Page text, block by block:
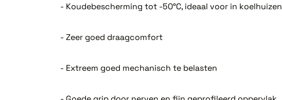
- Koudebescherming tot -50°C, ideaal voor in koelhuizen
- Zeer goed draagcomfort
- Extreem goed mechanisch te belasten